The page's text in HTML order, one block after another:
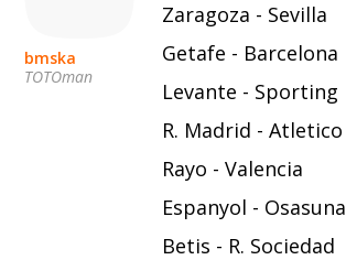
примерно 20 сентября
Валенсия — Реал Сосьедад
Расинг — Валенсия
примерно 18 октября
bmska
TOTOman
Zaragoza - Sevilla
Getafe - Barcelona
Levante - Sporting
R. Madrid - Atletico
Rayo - Valencia
Espanyol - Osasuna
Betis - R. Sociedad